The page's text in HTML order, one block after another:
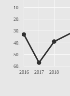
2016 2017 2018
10.
20.
30.
40.
50.
60.